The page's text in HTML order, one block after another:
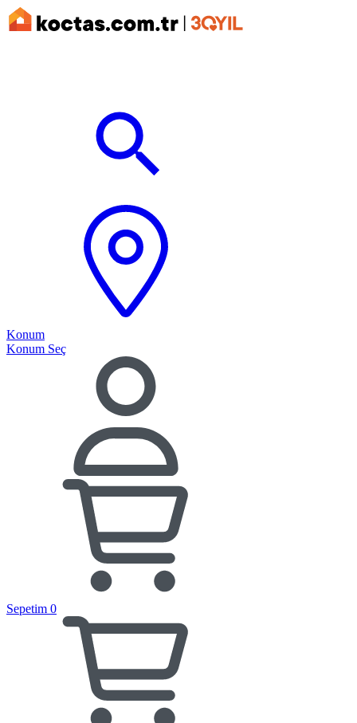
Konum
Konum Seç
Sepetim 0